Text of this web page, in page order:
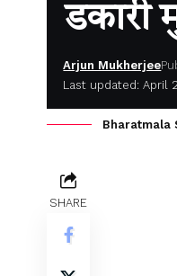
डकारी
Last updated: April
Arjun Mukherjee
Bharatmala
SHARE